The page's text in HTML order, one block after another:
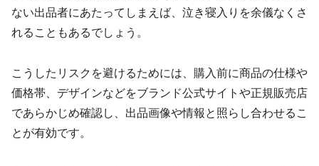
ない出品者にあたってしまえば、泣き寝入りを余儀なくさ
れることもあるでしょう。
こうしたリスクを避けるためには、購入前に商品の仕様や
価格帯、デザインなどをブランド公式サイトや正規販売店
であらかじめ確認し、出品画像や情報と照らし合わせるこ
とが有効です。